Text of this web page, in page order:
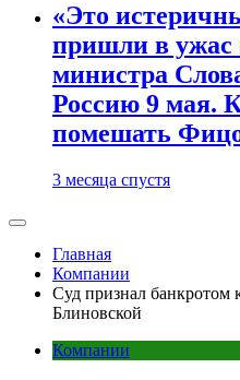
«Это
пришли в ужас
министра
Россию 9 мая.
помешать
3 месяца спустя
Главная
Компании
Суд признал
Блиновской
Компании